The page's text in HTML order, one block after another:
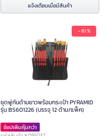
แจ้งเตือนเมื่อมีสินค้า
- 61 %
ชุดพู่กันด้ามยาวพร้อมกระเป๋า PYRAMID
รุ่น BS601226 (บรรจุ 12 ด้าม/แพ็ค)
ช้อปเพิ่มคุ้มกว่า